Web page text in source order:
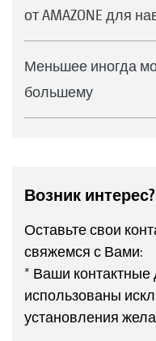
от AMAZONE для
Меньшее иногда
большему
Возник интерес?
Оставьте свои
свяжемся с Вами:
* Ваши контактные
использованы
установления